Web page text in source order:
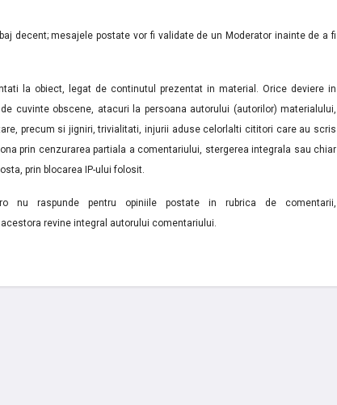
decent; mesajele postate vor fi validate de un Moderator inainte de a fi
la obiect, legat de continutul prezentat in material. Orice deviere in
cuvinte obscene, atacuri la persoana autorului (autorilor) materialului,
precum si jigniri, trivialitati, injurii aduse celorlalti cititori care au scris
prin cenzurarea partiala a comentariului, stergerea integrala sau chiar
prin blocarea IP-ului folosit.
nu raspunde pentru opiniile postate in rubrica de comentarii,
revine integral autorului comentariului.